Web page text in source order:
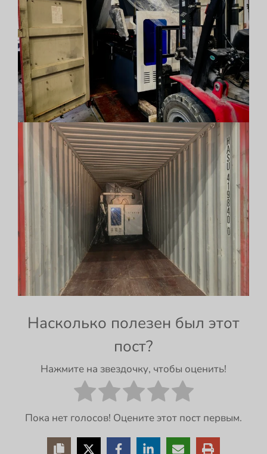
Насколько полезен был этот
пост?
Нажмите на звездочку, чтобы оценить!
Пока нет голосов! Оцените этот пост первым.